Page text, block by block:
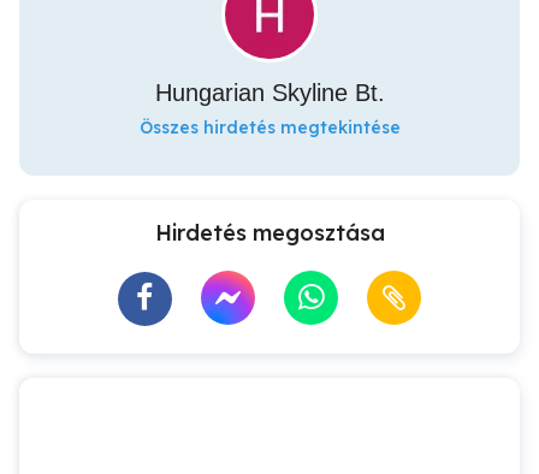
Hungarian Skyline Bt.
Összes hirdetés megtekintése
Hirdetés megosztása